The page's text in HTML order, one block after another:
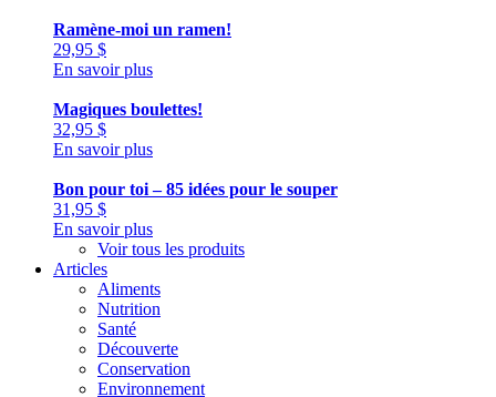
Ramène-moi un ramen!
29,95 $
En savoir plus
Magiques boulettes!
32,95 $
En savoir plus
Bon pour toi – 85 idées pour le souper
31,95 $
En savoir plus
Voir tous les produits
Articles
Aliments
Nutrition
Santé
Découverte
Conservation
Environnement